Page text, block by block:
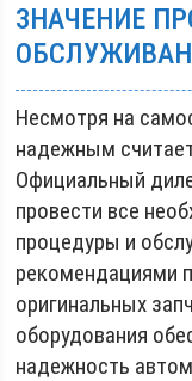
ЗНАЧЕНИЕ
Несмотря на
надежным
Официальный
провести все
процедуры и
рекомендациями
оригинальных
оборудования
надежность